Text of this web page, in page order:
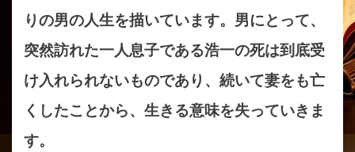
りの男の人生を描いています。男にとって、
突然訪れた一人息子である浩一の死は到底受
け入れられないものであり、続いて妻をも亡
くしたことから、生きる意味を失っていきま
す。